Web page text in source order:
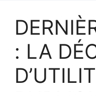
: LA